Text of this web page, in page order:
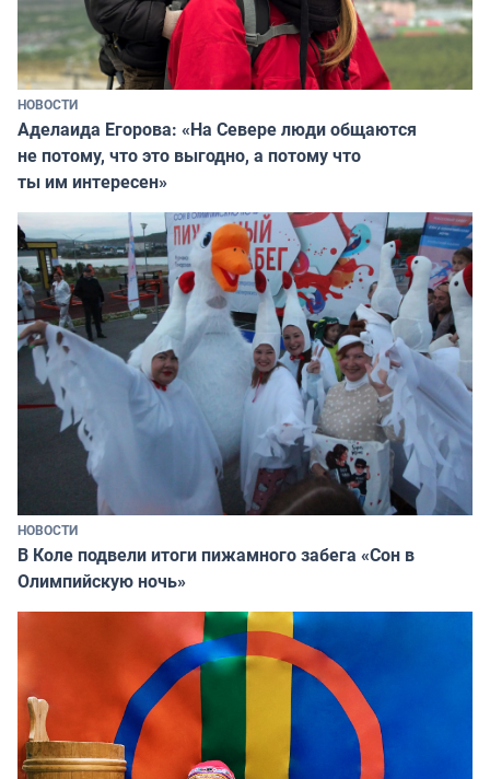
НОВОСТИ
Аделаида Егорова: «На Севере люди общаются
не потому, что это выгодно, а потому что
ты им интересен»
НОВОСТИ
В Коле подвели итоги пижамного забега «Сон в
Олимпийскую ночь»